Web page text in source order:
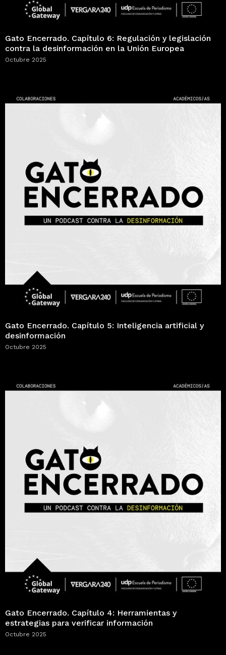
Gato Encerrado. Capítulo 6: Regulación y legislación
contra la desinformación en la Unión Europea
Octubre 2025
Gato Encerrado. Capítulo 5: Inteligencia artificial y
desinformación
Octubre 2025
Gato Encerrado. Capítulo 4: Herramientas y
estrategias para verificar información
Octubre 2025